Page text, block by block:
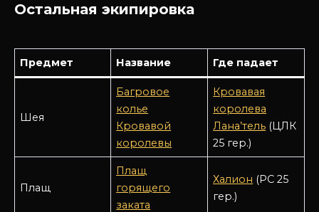
Остальная экипировка
Предмет Название Где падает
Шея
Багровое
колье
Кровавой
королевы
Кровавая
королева
Лана’тель (ЦЛК
25 гер.)
Плащ
Плащ
горящего
заката
Халион (РС 25
гер.)